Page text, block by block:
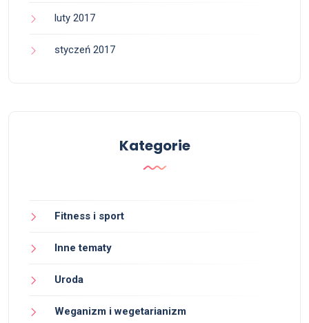
luty 2017
styczeń 2017
Kategorie
Fitness i sport
Inne tematy
Uroda
Weganizm i wegetarianizm